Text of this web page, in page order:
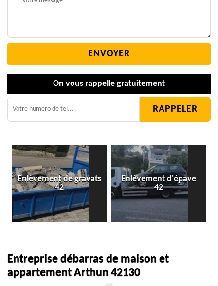
On vous rappelle gratuitement
Enlèvement de gravats
42
Enlèvement d'épave
42
Entreprise débarras de maison et
appartement Arthun 42130